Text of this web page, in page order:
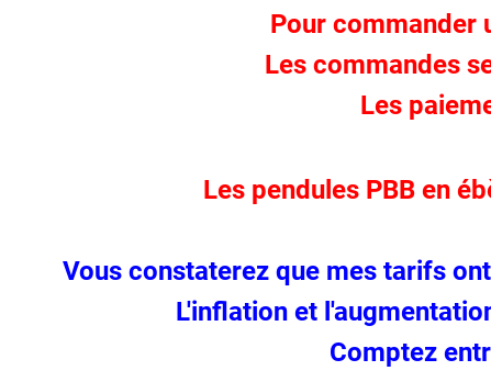
Pour commander
Les commandes
Les
Les pendules PBB en
Vous constaterez que mes tarifs
L'inflation et
Comptez